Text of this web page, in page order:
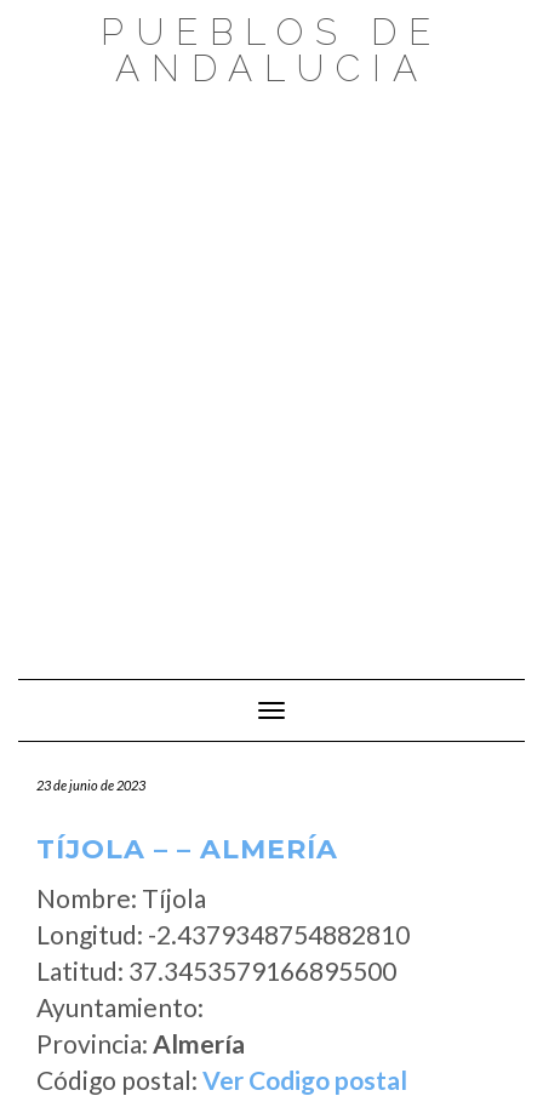
PUEBLOS DE
ANDALUCIA
Cambiar modo de navegación
23 de junio de 2023
TÍJOLA – – ALMERÍA
Nombre: Tíjola
Longitud: -2.4379348754882810
Latitud: 37.3453579166895500
Ayuntamiento:
Provincia: Almería
Código postal: Ver Codigo postal